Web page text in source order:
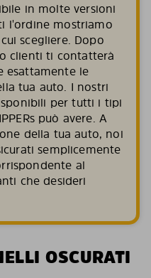
in molte versioni
l'ordine mostriamo
scegliere. Dopo
clienti ti contatterà
esattamente le
tua auto. I nostri
per tutti i tipi
può avere. A
della tua auto, noi
semplicemente
al
che desideri
OSCURATI